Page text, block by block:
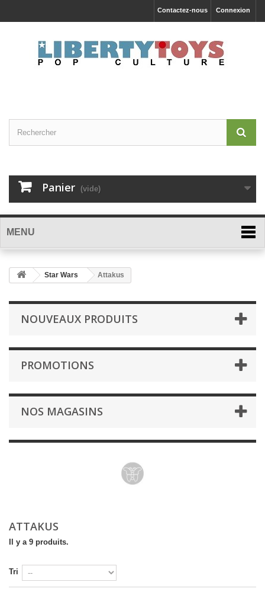
Connexion
Contactez-nous
Panier (vide)
MENU
Star Wars Attakus
NOUVEAUX PRODUITS
PROMOTIONS
NOS MAGASINS
ATTAKUS
Il y a 9 produits.
Tri